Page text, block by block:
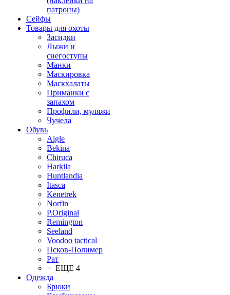
патроны)
Сейфы
Товары для охоты
Засидки
Лыжи и
снегоступы
Манки
Маскировка
Маскхалаты
Приманки с
запахом
Профили, муляжи
Чучела
Обувь
Aigle
Bekina
Chiruсa
Harkila
Huntlandia
Itasca
Kenetrek
Norfin
P.Original
Remington
Seeland
Voodoo tactical
Псков-Полимер
Рат
+ ЕЩЕ 4
Одежда
Брюки